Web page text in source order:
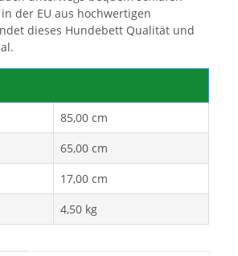
der EU aus hochwertigen
dieses Hundebett Qualität und
85,00 cm
65,00 cm
17,00 cm
4,50 kg